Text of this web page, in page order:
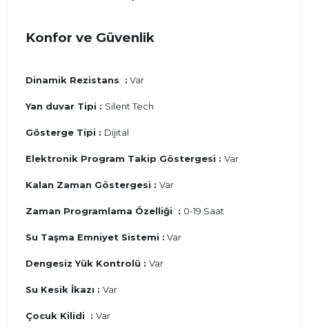
Konfor ve Güvenlik
Dinamik Rezistans : Var
Yan duvar Tipi : Silent Tech
Gösterge Tipi : Dijital
Elektronik Program Takip Göstergesi : Var
Kalan Zaman Göstergesi : Var
Zaman Programlama Özelliği : 0-19 Saat
Su Taşma Emniyet Sistemi : Var
Dengesiz Yük Kontrolü : Var
Su Kesik İkazı : Var
Çocuk Kilidi : Var